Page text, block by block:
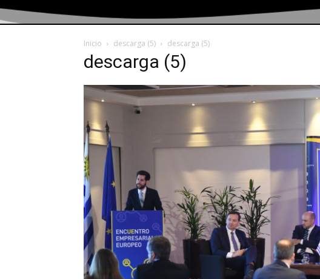
Inicio descarga (5) descarga (5)
descarga (5)